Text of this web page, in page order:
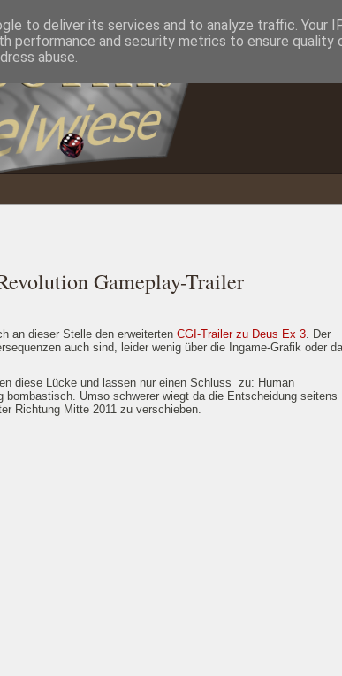
Gameplay-Trailer
an dieser Stelle den erweiterten CGI-Trailer zu Deus Ex 3. Der
auch sind, leider wenig über die Ingame-Grafik oder
diese Lücke und lassen nur einen Schluss zu: Human
bombastisch. Umso schwerer wiegt da die Entscheidung seitens
Richtung Mitte 2011 zu verschieben.
to deliver its services and to analyze traffic. Your
performance and security metrics to ensure quality
abuse.